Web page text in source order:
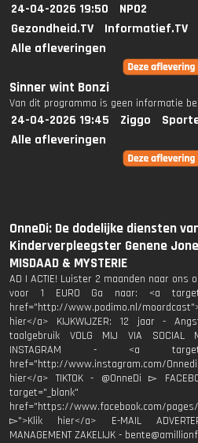
24-04-2026 19:50
NPO2
Gezondheid.TV
Informatief.TV
Alle afleveringen
Sinner wint Bonzi
Van dit programma is geen informatie
24-04-2026 19:45 Ziggo
Alle afleveringen
OnneDi: De dodelijke diensten
Kinderverpleegster Genene
MISDAAD & MYSTERIE
AD | ACTIE! Luister 2 maanden naar ons
voor 1 EURO Ga naar: <a
href="http://www.podimo.nl/
hier</a> KIJKWIJZER: 12 jaar -
taalgebruik VOLG MIJ VIA SOCIAL
INSTAGRAM - <a
href="http://www.instagram.com/
hier</a> TIKTOK - @OnneDi ▻
target="_blank"
href="https://www.facebook.com/pages/
▻">Klik hier</a> E-MAIL
MANAGEMENT ZAKELIJK -